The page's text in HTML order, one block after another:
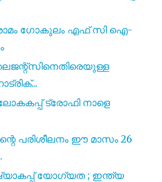
ഗോകുലം എഫ് സി ഐ-
ട്രോഫി നാളെ
പരിശീലനം ഈ മാസം 26
യോഗ്യത ; ഇന്ത്യ